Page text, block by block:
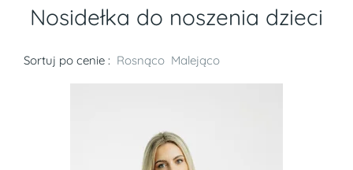
Nosidełka do noszenia dzieci
Sortuj po cenie : Rosnąco Malejąco